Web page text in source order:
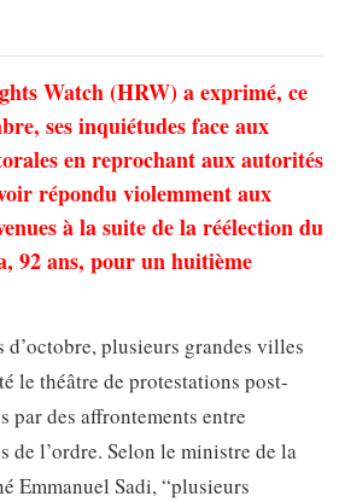
Watch (HRW) a exprimé, ce
ses inquiétudes face aux
en reprochant aux autorités
répondu violemment aux
à la suite de la réélection du
92 ans, pour un huitième
plusieurs grandes villes
le théâtre de protestations post-
par des affrontements entre
de l’ordre. Selon le ministre de la
Emmanuel Sadi, “plusieurs